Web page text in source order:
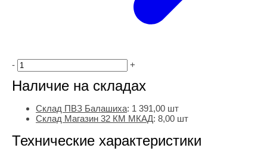
- +
Наличие на складах
Склад ПВЗ Балашиха: 1 391,00 шт
Склад Магазин 32 КМ МКАД: 8,00 шт
Технические характеристики